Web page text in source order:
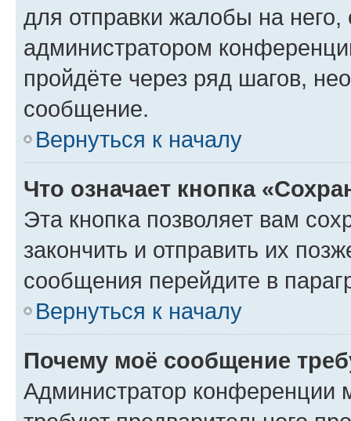
для отправки жалобы на
администратором
пройдёте через ряд шагов,
сообщение.
Вернуться к началу
Что означает кнопка
Эта кнопка позволяет вам
закончить и отправить их
сообщения перейдите в
Вернуться к началу
Почему моё сообщение
Администратор конференции